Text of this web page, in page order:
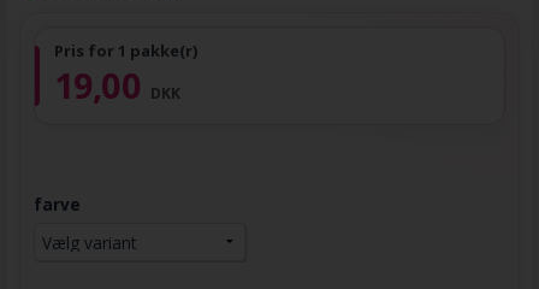
Pris for 1 pakke(r)
19,00 DKK
farve